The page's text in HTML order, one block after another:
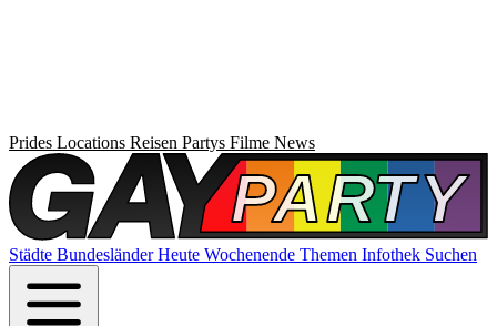
Prides Locations Reisen Partys Filme News
Städte BundesländerHeute Wochenende Themen Infothek Suchen